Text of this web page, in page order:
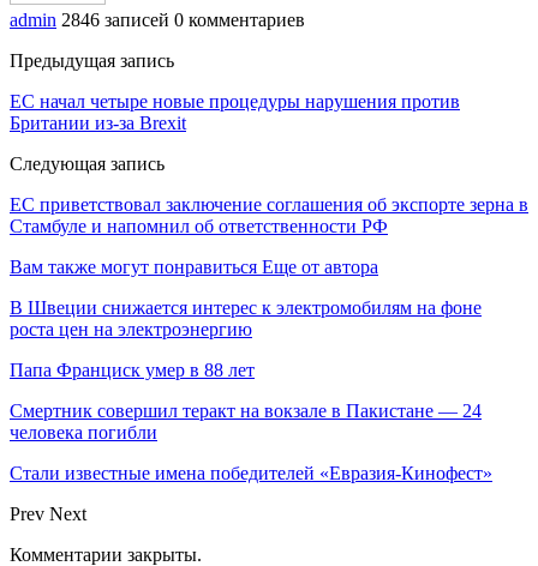
admin 2846 записей 0 комментариев
Предыдущая запись
ЕС начал четыре новые процедуры нарушения против
Британии из-за Brexit
Следующая запись
ЕС приветствовал заключение соглашения об экспорте зерна в
Стамбуле и напомнил об ответственности РФ
Вам также могут понравиться Еще от автора
В Швеции снижается интерес к электромобилям на фоне
роста цен на электроэнергию
Папа Франциск умер в 88 лет
Смертник совершил теракт на вокзале в Пакистане — 24
человека погибли
Стали известные имена победителей «Евразия-Кинофест»
Prev Next
Комментарии закрыты.